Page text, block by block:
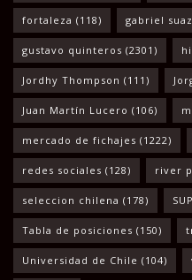
fortaleza (118) gabriel
gustavo quinteros (2301)
Jordhy Thompson (111)
Juan Martín Lucero (106)
mercado de fichajes (1222)
redes sociales (128) river
seleccion chilena (178)
Tabla de posiciones (150)
Universidad de Chile (104)